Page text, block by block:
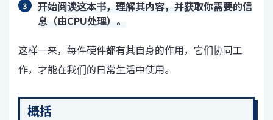
开始阅读这本书，理解其内容，并获取你需要的信
息（由CPU处理）。
这样一来，每件硬件都有其自身的作用，它们协同工
作，才能在我们的日常生活中使用。
概括